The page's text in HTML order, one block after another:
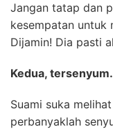
Jangan tatap dan
kesempatan untuk
Dijamin! Dia pasti
Kedua, tersenyum.
Suami suka
perbanyaklah